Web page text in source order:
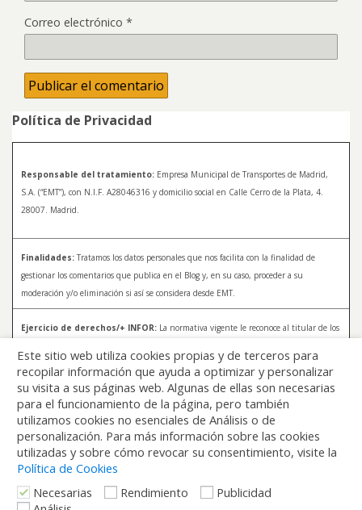
Correo electrónico *
Política de Privacidad
Responsable del tratamiento: Empresa Municipal de Transportes de Madrid,
S.A. (“EMT”), con N.I.F. A28046316 y domicilio social en Calle Cerro de la Plata, 4.
28007. Madrid.
Finalidades: Tratamos los datos personales que nos facilita con la finalidad de
gestionar los comentarios que publica en el Blog y, en su caso, proceder a su
moderación y/o eliminación si así se considera desde EMT.
Ejercicio de derechos/+ INFOR: La normativa vigente le reconoce al titular de los
rectificar y a solicitar la supresión de sus datos. Para más información sobre el
tratamiento de sus datos y la forma en que puede ejercer sus derechos, consulte la
Política de Privacidad de Blog EMT, disponible en:
blog.emtmadrid.es/politica-de-
privacidad
Este sitio web utiliza cookies propias y de terceros para
recopilar información que ayuda a optimizar y personalizar
su visita a sus páginas web. Algunas de ellas son necesarias
para el funcionamiento de la página, pero también
utilizamos cookies no esenciales de Análisis o de
personalización. Para más información sobre las cookies
utilizadas y sobre cómo revocar su consentimiento, visite la
Política de Cookies
Necesarias
Rendimiento
Publicidad